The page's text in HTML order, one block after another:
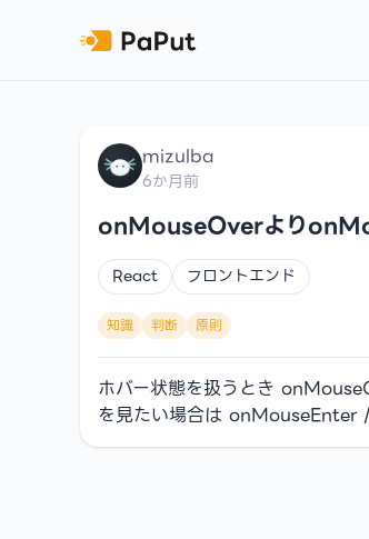
mizulba
6か月前
onMouseOverより
React フロントエンド
知識 判断 原則
ホバー状態を扱うとき
を見たい場合は onMouseEnter